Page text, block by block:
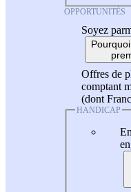
OPPORTUNITÉS
Soyez
Offres de
comptant
(dont
HANDICAP